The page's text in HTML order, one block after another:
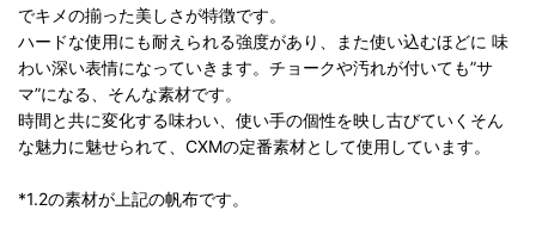
でキメの揃った美しさが特徴です。
ハードな使用にも耐えられる強度があり、また使い込むほどに 味
わい深い表情になっていきます。チョークや汚れが付いても”サ
マ”になる、そんな素材です。
時間と共に変化する味わい、使い手の個性を映し古びていくそん
な魅力に魅せられて、CXMの定番素材として使用しています。
*1.2の素材が上記の帆布です。